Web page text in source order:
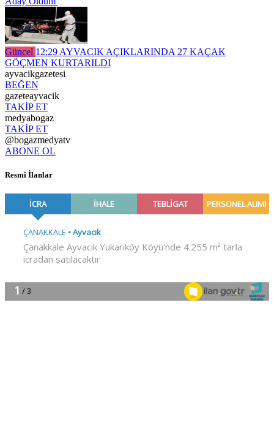
Güncel 12:29 AYVACIK AÇIKLARINDA 27 KAÇAK
GÖÇMEN KURTARILDI
ayvacikgazetesi
BEĞEN
gazeteayvacik
TAKİP ET
medyabogaz
TAKİP ET
@bogazmedyatv
ABONE OL
Resmî İlanlar